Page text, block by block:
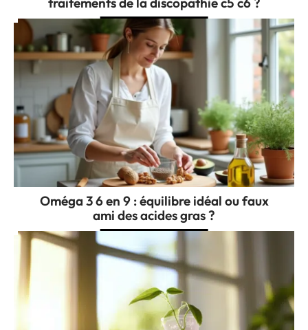
Oméga 3 6 en 9 : équilibre idéal ou faux
ami des acides gras ?